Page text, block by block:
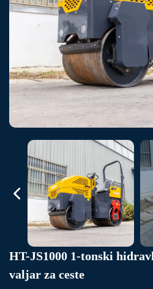
HT-JS1000 1-tonski
valjar za ceste